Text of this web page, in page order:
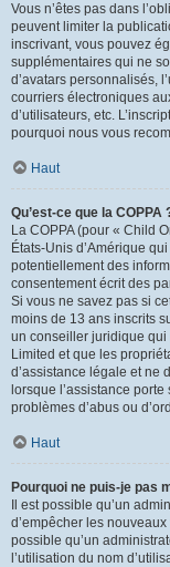
Vous n’êtes pas dans
peuvent limiter la
inscrivant, vous pouvez
supplémentaires qui ne
d’avatars personnalisés,
courriers électroniques
d’utilisateurs, etc.
pourquoi nous vous
Haut
Qu’est-ce que la COPPA
La COPPA (pour « Child
États-Unis d’Amérique
potentiellement des
consentement écrit des
Si vous ne savez pas si
moins de 13 ans inscrits
un conseiller juridique qui
Limited et que les
d’assistance légale et ne
lorsque l’assistance
problèmes d’abus ou
Haut
Pourquoi ne puis-je pas
Il est possible qu’un
d’empêcher les
possible qu’un
l’utilisation du nom